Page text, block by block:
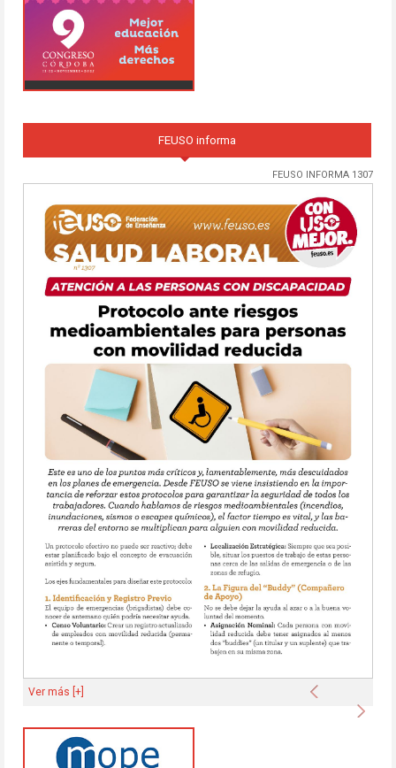
FEUSO informa
FEUSO INFORMA 1307
Anterior
Ver más [+]